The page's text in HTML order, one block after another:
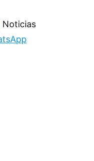
| Noticias